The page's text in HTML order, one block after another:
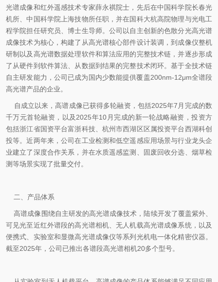
光谱成像和红外遥感技术专家薛永祺院士，先后在中国科学院长春光
机所、中国科学院上海技物所任职，并在国科大杭高院物理与光电工
程学院担任研究员、博士生导师。公司以自主创新的色散分光高光谱
成像技术为核心，构建了从高光谱核心部件设计装调，到成像仪整机
研制以及高光谱数据处理软件和算法应用的完整技术链，并逐步形成
了从硬件到软件算法、从数据到结果的完整技术闭环。基于全技术链
自主研发能力，公司已成为国内少数能提供覆盖200nm-12μm全谱段
高光谱产品的企业。
自成立以来，高谱成像已获得多轮融资，包括2025年7月完成的数
千万元首轮融资，以及2025年10月完成的新一轮战略融资，投资方
包括浙江省国资平台富浙科技、杭州市西湖区区属投资平台西湖科创
投等。近两年来，公司在工业检测和低空遥感应用场景与行业龙头企
业建立了深度合作关系，并在水质遥感监测、固废回收分选、烟草检
测等场景实现了批量交付。
二、产品体系
高谱成像围绕自主研发的高光谱成像技术，陆续开发了覆盖紫外、
可见光至近红外谱段的高光谱相机、无人机载高光谱成像系统，以及
便携式、实验室和显微高光谱成像仪等系列光机电一体化精密仪器。
截至2025年，公司已推出各谱段高光谱相机20多个型号。